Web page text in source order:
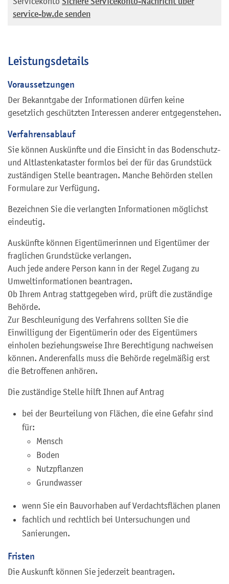
service-bw.de senden
Leistungsdetails
Voraussetzungen
Der Bekanntgabe der Informationen dürfen keine
gesetzlich geschützten Interessen anderer entgegenstehen.
Verfahrensablauf
Sie können Auskünfte und die Einsicht in das Bodenschutz-
und Altlastenkataster formlos bei der für das Grundstück
zuständigen Stelle beantragen. Manche Behörden stellen
Formulare zur Verfügung.
Bezeichnen Sie die verlangten Informationen möglichst
eindeutig.
Auskünfte können Eigentümerinnen und Eigentümer der
fraglichen Grundstücke verlangen.
Auch jede andere Person kann in der Regel Zugang zu
Umweltinformationen beantragen.
Ob Ihrem Antrag stattgegeben wird, prüft die zuständige
Behörde.
Zur Beschleunigung des Verfahrens sollten Sie die
Einwilligung der Eigentümerin oder des Eigentümers
einholen beziehungsweise Ihre Berechtigung nachweisen
können. Anderenfalls muss die Behörde regelmäßig erst
die Betroffenen anhören.
Die zuständige Stelle hilft Ihnen auf Antrag
bei der Beurteilung von Flächen, die eine Gefahr sind
für:
Mensch
Boden
Nutzpflanzen
Grundwasser
wenn Sie ein Bauvorhaben auf Verdachtsflächen planen
fachlich und rechtlich bei Untersuchungen und
Sanierungen.
Fristen
Die Auskunft können Sie jederzeit beantragen.